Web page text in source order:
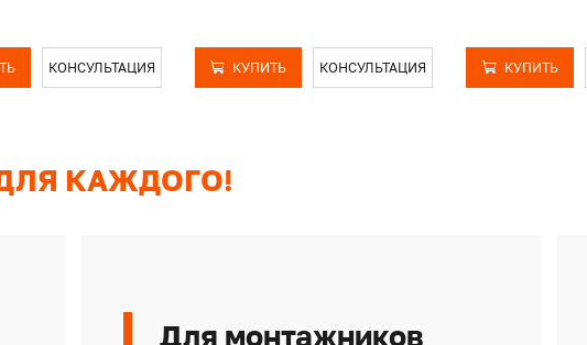
КОНСУЛЬТАЦИЯ КУПИТЬ КОНСУЛЬТАЦИЯ КУПИТЬ
КАЖДОГО!
Для монтажников